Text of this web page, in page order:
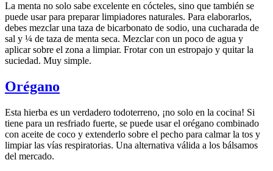
La menta no solo sabe excelente en cócteles, sino que también se
puede usar para preparar limpiadores naturales. Para elaborarlos,
debes mezclar una taza de bicarbonato de sodio, una cucharada de
sal y ¼ de taza de menta seca. Mezclar con un poco de agua y
aplicar sobre el zona a limpiar. Frotar con un estropajo y quitar la
suciedad. Muy simple.
Orégano
Esta hierba es un verdadero todoterreno, ¡no solo en la cocina! Si
tiene para un resfriado fuerte, se puede usar el orégano combinado
con aceite de coco y extenderlo sobre el pecho para calmar la tos y
limpiar las vías respiratorias. Una alternativa válida a los bálsamos
del mercado.